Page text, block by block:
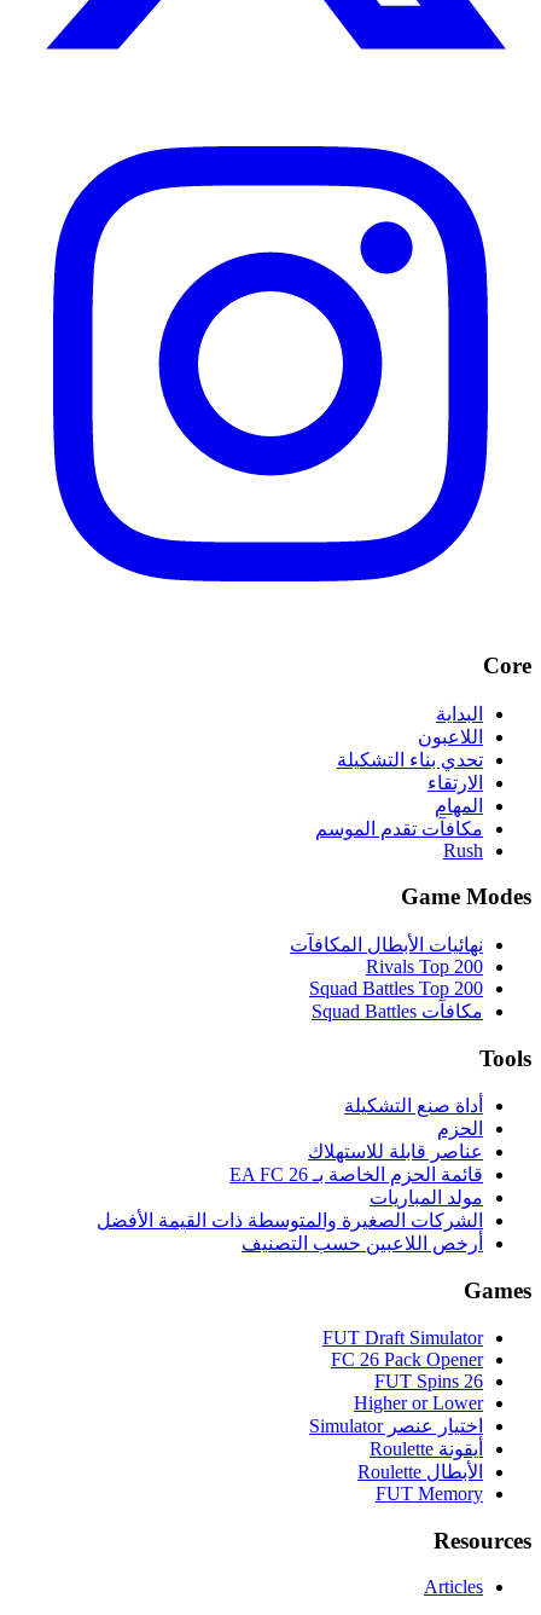
Core
البداية
اللاعبون
تحدي بناء التشكيلة
الارتقاء
المهام
مكافآت تقدم الموسم
Rush
Game Modes
نهائيات الأبطال المكافآت
Rivals Top 200
Squad Battles Top 200
مكافآت Squad Battles
Tools
أداة صنع التشكيلة
الحزم
عناصر قابلة للاستهلاك
قائمة الحزم الخاصة بـ EA FC 26
مولد المباريات
الشركات الصغيرة والمتوسطة ذات القيمة الأفضل
أرخص اللاعبين حسب التصنيف
Games
FUT Draft Simulator
FC 26 Pack Opener
FUT Spins 26
Higher or Lower
اختيار عنصر Simulator
أيقونة Roulette
الأبطال Roulette
FUT Memory
Resources
Articles